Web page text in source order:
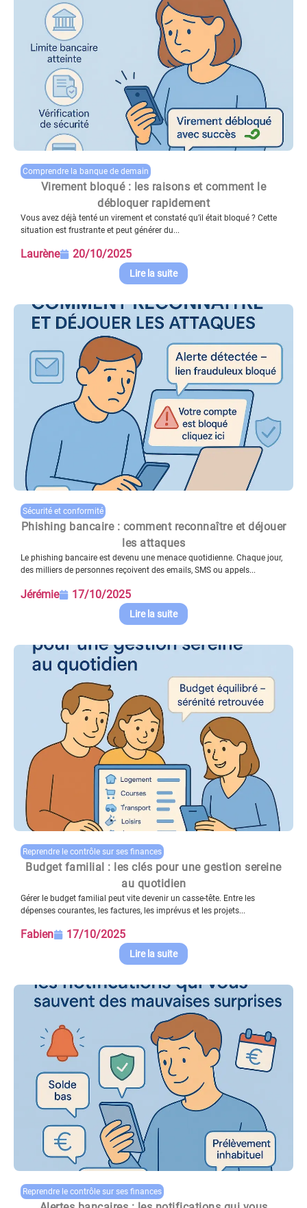
Comprendre la banque de demain
Virement bloqué : les raisons et comment le
débloquer rapidement
Vous avez déjà tenté un virement et constaté qu’il était bloqué ? Cette
situation est frustrante et peut générer du...
Laurène 20/10/2025
Lire la suite
Sécurité et conformité
Phishing bancaire : comment reconnaître et déjouer
les attaques
Le phishing bancaire est devenu une menace quotidienne. Chaque jour,
des milliers de personnes reçoivent des emails, SMS ou appels...
Jérémie 17/10/2025
Lire la suite
Reprendre le contrôle sur ses finances
Budget familial : les clés pour une gestion sereine
au quotidien
Gérer le budget familial peut vite devenir un casse-tête. Entre les
dépenses courantes, les factures, les imprévus et les projets...
Fabien 17/10/2025
Lire la suite
Reprendre le contrôle sur ses finances